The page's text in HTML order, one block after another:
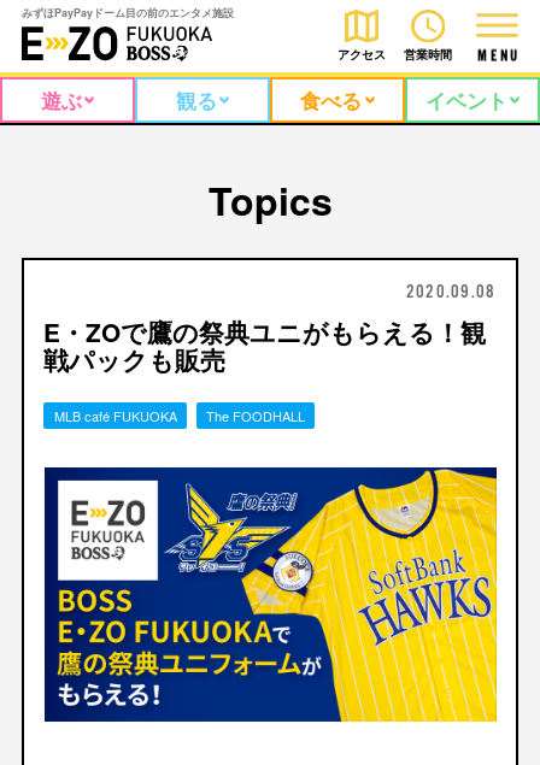
みずほPayPayドーム目の前のエンタメ施設
アクセス 営業時間 M E N U
遊ぶ 観る 食べる イベント
Topics
2020.09.08
E・ZOで鷹の祭典ユニがもらえる！観
戦パックも販売
MLB café FUKUOKA The FOODHALL